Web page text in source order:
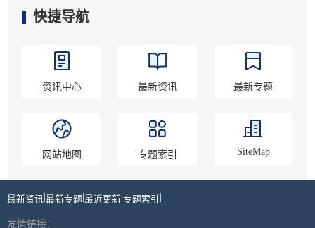
快捷导航
资讯中心 最新资讯 最新专题
网站地图 专题索引 SiteMap
最新资讯 最新专题 最近更新 专题索引
友情链接：